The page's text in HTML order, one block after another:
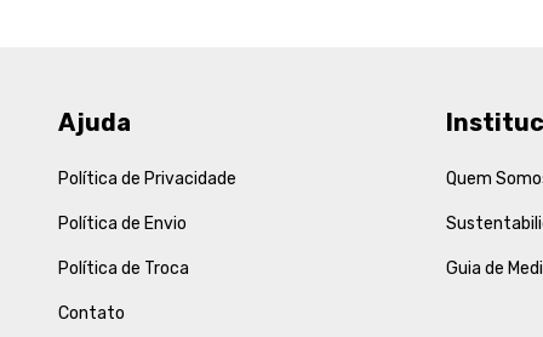
Ajuda
Política de Privacidade
Política de Envio
Política de Troca
Contato
Quem
Guia de